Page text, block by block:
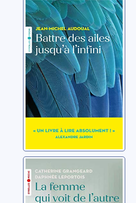
Battre des ailes
jusqu'à l'infini
Audoual, Jean-Michel
La femme qui
voit de l'autre
côté du miroir